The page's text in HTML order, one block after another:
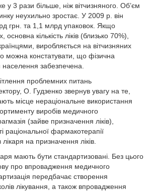
у 3 рази більше, ніж вітчизняного. Об’єм
неухильно зростає. У 2009 р. він
грн. та 1,1 млрд упаковок. Якщо
основна кількість ліків (близько 70%),
виробляється на вітчизняних
можна констатувати, що фізична
населення забезпечена.
проблемних питань
О. Гудзенко звернув увагу на те,
місце нераціональне використання
виробів медичного
(зайве призначення ліків),
раціональної фармакотерапії
на призначення ліків.
мають бути стандартизовані. Без цього
про впровадження медичного
передбачає створення
лікування, а також впровадження